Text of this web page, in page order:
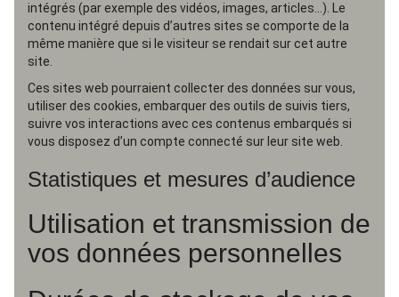
intégrés (par exemple des vidéos, images, articles…). Le
contenu intégré depuis d’autres sites se comporte de la
même manière que si le visiteur se rendait sur cet autre
site.
Ces sites web pourraient collecter des données sur vous,
utiliser des cookies, embarquer des outils de suivis tiers,
suivre vos interactions avec ces contenus embarqués si
vous disposez d’un compte connecté sur leur site web.
Statistiques et mesures d’audience
Utilisation et transmission de
vos données personnelles